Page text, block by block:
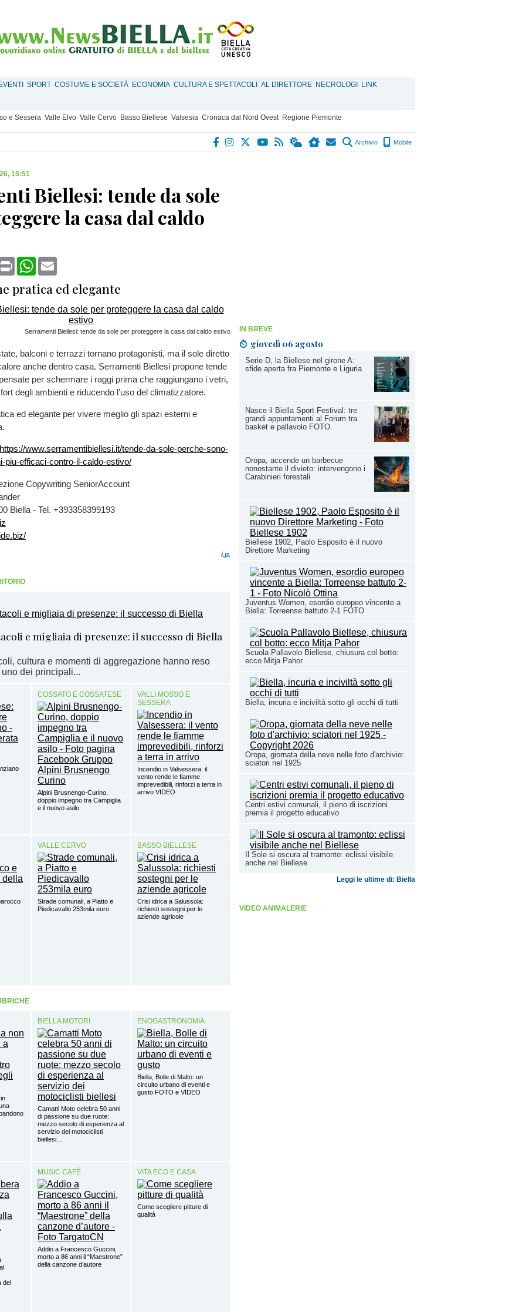
EVENTI SPORT COSTUME E SOCIETÀ ECONOMIA CULTURA E SPETTACOLI AL DIRETTORE NECROLOGI
LINK
e Sessera Valle Elvo Valle Cervo Basso Biellese Valsesia Cronaca dal Nord Ovest Regione Piemonte
Archivio Mobile
IN BREVE
giovedì 06 agosto
Serie D, la Biellese nel girone A:
sfide aperta fra Piemonte e Liguria
Nasce il Biella Sport Festival: tre
grandi appuntamenti al Forum tra
basket e pallavolo FOTO
Oropa, accende un barbecue
nonostante il divieto: intervengono i
Carabinieri forestali
Biellese 1902, Paolo Esposito è il nuovo
Direttore Marketing
Juventus Women, esordio europeo vincente a
Biella: Torreense battuto 2-1 FOTO
Scuola Pallavolo Biellese, chiusura col botto:
ecco Mitja Pahor
Biella, incuria e inciviltà sotto gli occhi di tutti
Oropa, giornata della neve nelle foto d'archivio:
sciatori nel 1925
Centri estivi comunali, il pieno di iscrizioni
premia il progetto educativo
Il Sole si oscura al tramonto: eclissi visibile
anche nel Biellese
Leggi le ultime di: Biella
VIDEO ANIMALERIE
15:51
Biellesi: tende da sole
la casa dal caldo
Print WhatsApp
pratica ed elegante
Serramenti Biellesi: tende da sole per proteggere la casa dal caldo estivo
balconi e terrazzi tornano protagonisti, ma il sole diretto
anche dentro casa. Serramenti Biellesi propone tende
per schermare i raggi prima che raggiungano i vetri,
degli ambienti e riducendo l’uso del climatizzatore.
ed elegante per vivere meglio gli spazi esterni e
https://www.serramentibiellesi.it/tende-da-sole-perche-sono-
piu-efficaci-contro-il-caldo-estivo/
Copywriting SeniorAccount
Biella - Tel. +393358399193
i.p.
e migliaia di presenze: il successo di Biella
cultura e momenti di aggregazione hanno reso
dei principali...
COSSATO E COSSATESE
Alpini Brusnengo-Curino,
doppio impegno tra Campiglia
e il nuovo asilo
VALLI MOSSO E
SESSERA
Incendio in Valsessera: il
vento rende le fiamme
imprevedibili, rinforzi a terra in
arrivo VIDEO
VALLE CERVO
Strade comunali, a Piatto e
Piedicavallo 253mila euro
BASSO BIELLESE
Crisi idrica a Salussola:
richiesti sostegni per le
aziende agricole
BIELLA MOTORI
Camatti Moto celebra 50 anni
di passione su due ruote:
mezzo secolo di esperienza al
servizio dei motociclisti
biellesi...
ENOGASTRONOMIA
Biella, Bolle di Malto: un
circuito urbano di eventi e
gusto FOTO e VIDEO
del
MUSIC CAFÈ
Addio a Francesco Guccini,
morto a 86 anni il “Maestrone”
della canzone d’autore
VITA ECO E CASA
Come scegliere pitture di
qualità